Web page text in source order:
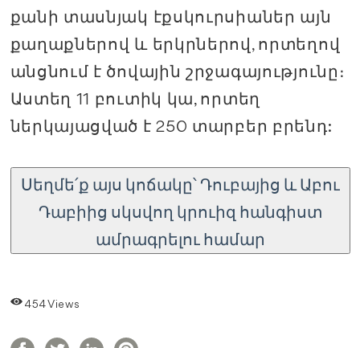
քանի տասնյակ էքսկուրսիաներ այն
քաղաքներով և երկրներով, որտեղով
անցնում է ծովային շրջագայությունը։
Աստեղ 11 բուտիկ կա, որտեղ
ներկայացված է 250 տարբեր բրենդ:
Սեղմե՛ք այս կոճակը՝ Դուբայից և Աբու
Դաբիից սկսվող կրուիզ հանգիստ
ամրագրելու համար
454 Views